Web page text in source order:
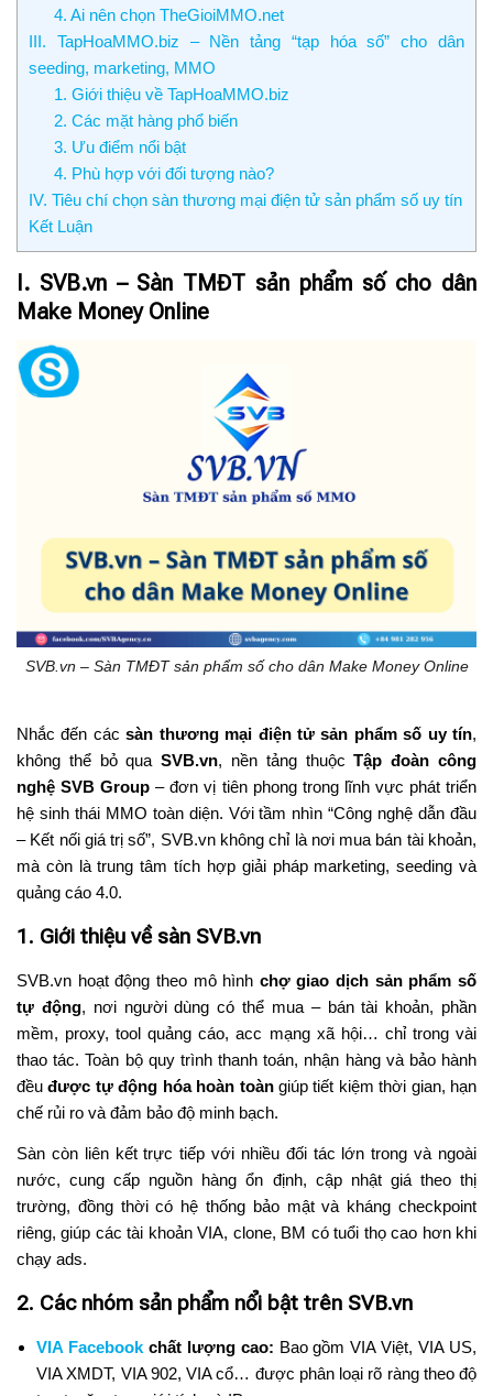
4. Ai nên chọn TheGioiMMO.net
III. TapHoaMMO.biz – Nền tảng “tạp hóa số” cho dân
seeding, marketing, MMO
1. Giới thiệu về TapHoaMMO.biz
2. Các mặt hàng phổ biến
3. Ưu điểm nổi bật
4. Phù hợp với đối tượng nào?
IV. Tiêu chí chọn sàn thương mại điện tử sản phẩm số uy tín
Kết Luận
I. SVB.vn – Sàn TMĐT sản phẩm số cho dân
Make Money Online
SVB.vn – Sàn TMĐT sản phẩm số cho dân Make Money Online
Nhắc đến cácsàn thương mại điện tử sản phẩm số uy tín,
không thể bỏ quaSVB.vn, nền tảng thuộcTập đoàn công
nghệ SVB Group – đơn vị tiên phong trong lĩnh vực phát triển
hệ sinh thái MMO toàn diện. Với tầm nhìn “Công nghệ dẫn đầu
– Kết nối giá trị số”, SVB.vn không chỉ là nơi mua bán tài khoản,
mà còn là trung tâm tích hợp giải pháp marketing, seeding và
quảng cáo 4.0.
1. Giới thiệu về sàn SVB.vn
SVB.vn hoạt động theo mô hình chợ giao dịch sản phẩm số
tự động, nơi người dùng có thể mua – bán tài khoản, phần
mềm, proxy, tool quảng cáo, acc mạng xã hội… chỉ trong vài
thao tác. Toàn bộ quy trình thanh toán, nhận hàng và bảo hành
đềuđược tự động hóa hoàn toàngiúp tiết kiệm thời gian, hạn
chế rủi ro và đảm bảo độ minh bạch.
Sàn còn liên kết trực tiếp với nhiều đối tác lớn trong và ngoài
nước, cung cấp nguồn hàng ổn định, cập nhật giá theo thị
trường, đồng thời có hệ thống bảo mật và kháng checkpoint
riêng, giúp các tài khoản VIA, clone, BM có tuổi thọ cao hơn khi
chạy ads.
2. Các nhóm sản phẩm nổi bật trên SVB.vn
VIA Facebookchất lượng cao: Bao gồm VIA Việt, VIA US,
VIA XMDT, VIA 902, VIA cổ… được phân loại rõ ràng theo độ